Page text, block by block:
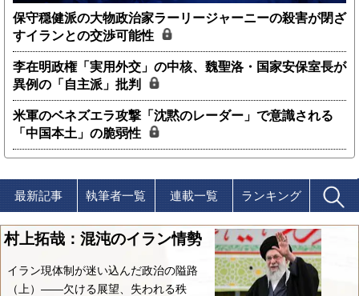
保守穏健派の大物政治家ラーリージャーニーの殺害が閉ざ
すイランとの交渉可能性
李在明政権「実用外交」の中核、魏聖洛・国家安保室長が
異例の「自主派」批判
米軍のベネズエラ攻撃「沈黙のレーダー」で意識される
「中国本土」の脆弱性
最新記事 執筆者一覧 連載一覧 ランキング
村上拓哉：混沌のイラン情勢
イラン現体制が迷い込んだ政治の隘路
（上）――欠ける展望、失われる秩